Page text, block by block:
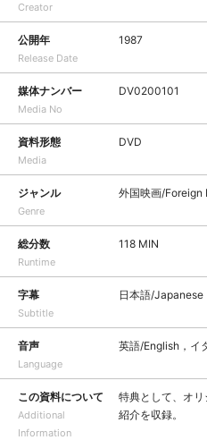
Creator
公開年
Release Date
1987
媒体ナンバー
Media No
DV0200101
資料形態
Media
DVD
ジャンル
Genre
外国映画/Foreign
総分数
Runtime
118 MIN
字幕
Subtitle
日本語/Japanese
音声
Language
英語/English，イ
この資料について
Additional
Information
特典として、オ
紹介を収録。